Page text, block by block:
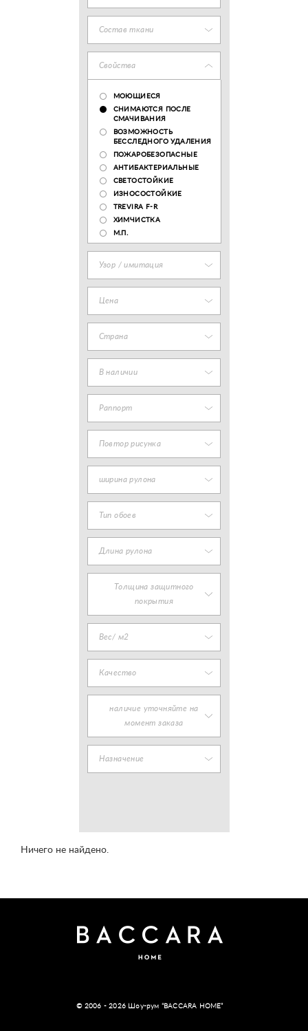
Состав ткани
Свойства
МОЮЩИЕСЯ
СНИМАЮТСЯ ПОСЛЕ
СМАЧИВАНИЯ
ВОЗМОЖНОСТЬ
БЕССЛЕДНОГО УДАЛЕНИЯ
ПОЖАРОБЕЗОПАСНЫЕ
АНТИБАКТЕРИАЛЬНЫЕ
СВЕТОСТОЙКИЕ
ИЗНОСОСТОЙКИЕ
TREVIRA F-R
ХИМЧИСТКА
М.П.
Узор / имитация
Цена
Страна
В наличии
Раппорт
Повтор рисунка
ширина рулона
Тип обоев
Длина рулона
Толщина защитного
покрытия
Вес/ м2
Качество
наличие уточняйте на
момент заказа
Назначение
Ничего не найдено.
© 2006 - 2026 Шоу-рум “BACCARA HOME”